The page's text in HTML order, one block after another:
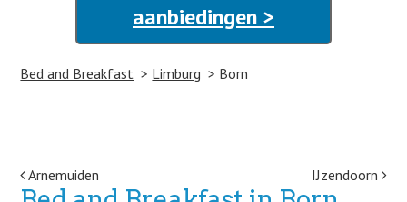
aanbiedingen >
Bed and Breakfast Limburg Born
Post navigation
Arnemuiden IJzendoorn